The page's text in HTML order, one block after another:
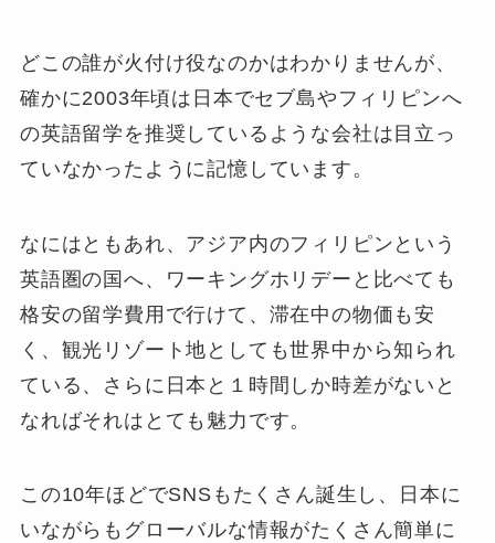
どこの誰が火付け役なのかはわかりませんが、
確かに2003年頃は日本でセブ島やフィリピンへ
の英語留学を推奨しているような会社は目立っ
ていなかったように記憶しています。
なにはともあれ、 アジア内のフィリピンという
英語圏の国へ、ワーキングホリデーと比べても
格安の留学費用で行けて、滞在中の物価も安
く、観光リゾート地としても世界中から知られ
ている、さらに日本と１時間しか時差がない と
なればそれはとても魅力です。
この10年ほどでSNSもたくさん誕生し、日本に
いながらもグローバルな情報がたくさん簡単に